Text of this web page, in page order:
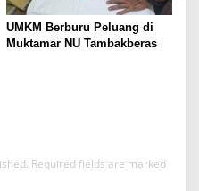
UMKM Berburu Peluang di
Muktamar NU Tambakberas
Required fields are marked